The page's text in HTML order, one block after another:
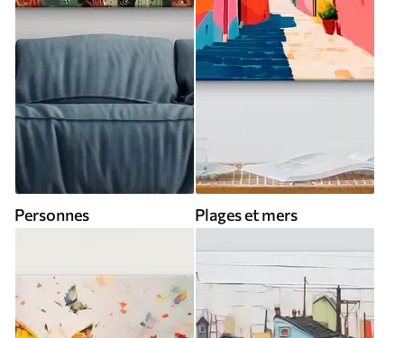
Personnes Plages et mers